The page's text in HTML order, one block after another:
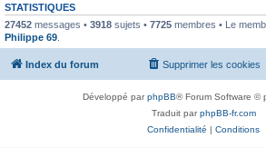
STATISTIQUES
27452 messages • 3918 sujets • 7725 membres • Le
Philippe 69
Index du forum Supprimer les cookies
Développé parphpBB® Forum Software ©
Traduit parphpBB-fr.com
Confidentialité | Conditions